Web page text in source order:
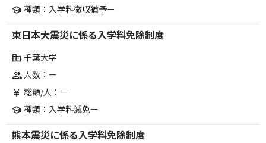
school 種類：入学料徴収猶予ー
東日本大震災に係る入学料免除制度
corporate_fare 千葉大学
group人数：ー
currency_yen 総額/人：ー
school 種類：入学料減免ー
熊本震災に係る入学料免除制度